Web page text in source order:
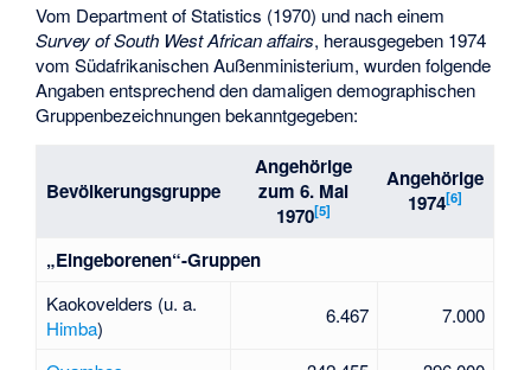
Vom Department of Statistics (1970) und nach einem
Survey of South West African affairs, herausgegeben 1974
vom Südafrikanischen Außenministerium, wurden folgende
Angaben entsprechend den damaligen demographischen
Gruppenbezeichnungen bekanntgegeben:
Bevölkerungsgruppe
Angehörige
zum 6. Mai
1970[5]
Angehörige
1974[6]
„Eingeborenen“-Gruppen
Kaokovelders (u. a.
Himba)
6.467 7.000